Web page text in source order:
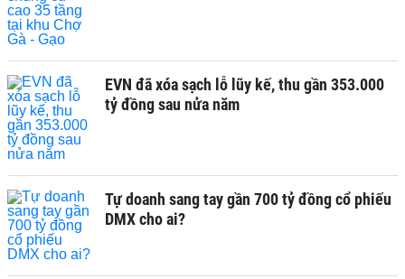
EVN đã xóa sạch lỗ lũy kế, thu gần 353.000
tỷ đồng sau nửa năm
Tự doanh sang tay gần 700 tỷ đồng cổ phiếu
DMX cho ai?